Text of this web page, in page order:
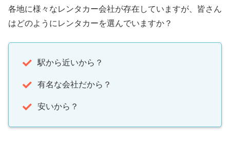
各地に様々なレンタカー会社が存在していますが、皆さん
はどのようにレンタカーを選んでいますか？
駅から近いから？
有名な会社だから？
安いから？